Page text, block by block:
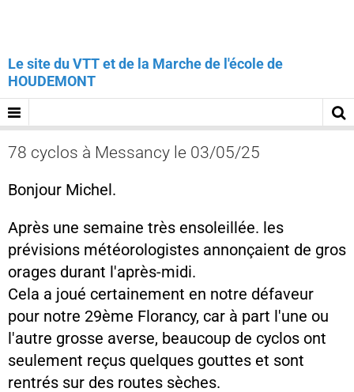
Le site du VTT et de la Marche de l'école de
HOUDEMONT
78 cyclos à Messancy le 03/05/25
Bonjour Michel.
Après une semaine très ensoleillée. les
prévisions météorologistes annonçaient de gros
orages durant l'après-midi.
Cela a joué certainement en notre défaveur
pour notre 29ème Florancy, car à part l'une ou
l'autre grosse averse, beaucoup de cyclos ont
seulement reçus quelques gouttes et sont
rentrés sur des routes sèches.